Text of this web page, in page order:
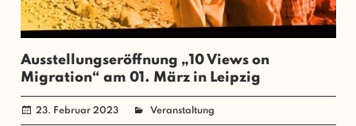
Ausstellungseröffnung „10 Views on
Migration“ am 01. März in Leipzig
23. Februar 2023 administrator
Veranstaltung